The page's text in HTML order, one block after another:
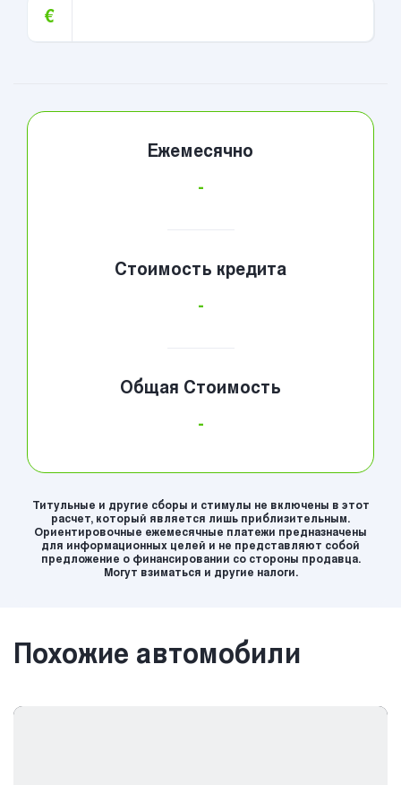
€
Ежемесячно
-
Стоимость кредита
-
Общая Стоимость
-
Титульные и другие сборы и стимулы не включены в этот
расчет, который является лишь приблизительным.
Ориентировочные ежемесячные платежи предназначены
для информационных целей и не представляют собой
предложение о финансировании со стороны продавца.
Могут взиматься и другие налоги.
Похожие автомобили